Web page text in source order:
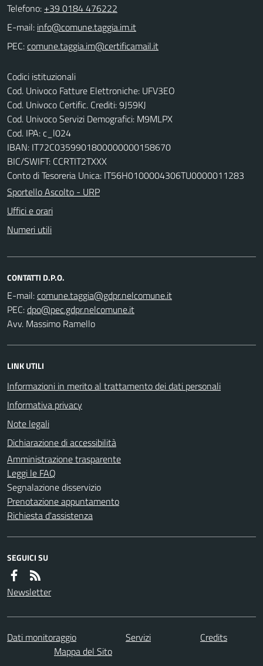
Telefono: +39 0184 476222
E-mail:
PEC:
Codici istituzionali
Cod. Univoco Fatture Elettroniche: UFV3EO
Cod. Univoco Certific. Crediti: 9J59KJ
Cod. Univoco Servizi Demografici: M9MLPX
Cod. IPA: c_l024
IBAN: IT72C0359901800000000158670
BIC/SWIFT: CCRTIT2TXXX
Conto di Tesoreria Unica: IT56H0100004306TU0000011283
Sportello Ascolto - URP
Uffici e orari
Numeri utili
CONTATTI D.P.O.
E-mail:
PEC:
Avv. Massimo Ramello
LINK UTILI
Informazioni in merito al trattamento dei dati personali
Informativa privacy
Note legali
Dichiarazione di accessibilità
Amministrazione trasparente
Leggi le FAQ
Segnalazione disservizio
Prenotazione appuntamento
Richiesta d'assistenza
SEGUICI SU
Newsletter
Dati monitoraggio Servizi
Credits
Mappa del Sito